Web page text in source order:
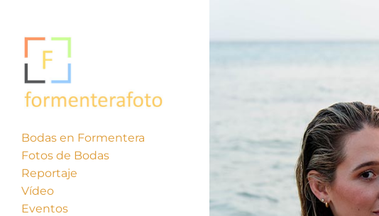
Bodas en Formentera
Fotos de Bodas
Reportaje
Vídeo
Eventos